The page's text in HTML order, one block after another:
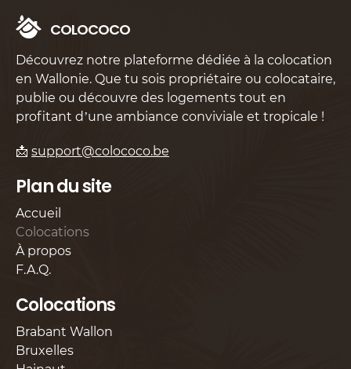
COLOCOCO
Découvrez notre plateforme dédiée à la colocation
en Wallonie. Que tu sois propriétaire ou colocataire,
publie ou découvre des logements tout en
profitant d’une ambiance conviviale et tropicale !
📩 support@colococo.be
Plan du site
Accueil
Colocations
À propos
F.A.Q.
Colocations
Brabant Wallon
Bruxelles